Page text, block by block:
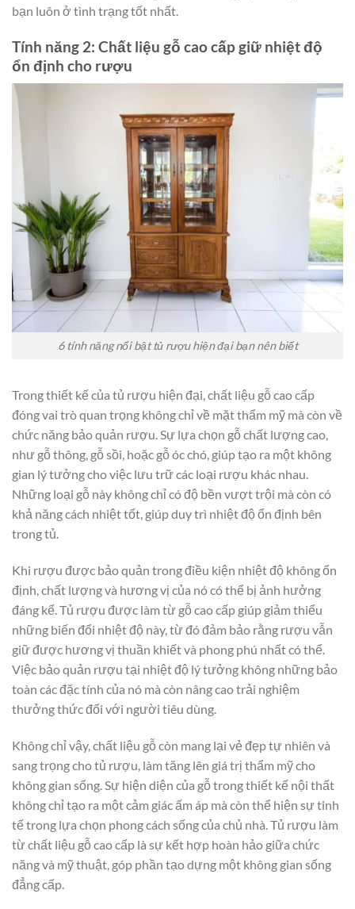
bạn luôn ở tình trạng tốt nhất.
Tính năng 2: Chất liệu gỗ cao cấp giữ nhiệt độ
ổn định cho rượu
6 tính năng nổi bật tủ rượu hiện đại bạn nên biết
Trong thiết kế của tủ rượu hiện đại, chất liệu gỗ cao cấp
đóng vai trò quan trọng không chỉ về mặt thẩm mỹ mà còn về
chức năng bảo quản rượu. Sự lựa chọn gỗ chất lượng cao,
như gỗ thông, gỗ sồi, hoặc gỗ óc chó, giúp tạo ra một không
gian lý tưởng cho việc lưu trữ các loại rượu khác nhau.
Những loại gỗ này không chỉ có độ bền vượt trội mà còn có
khả năng cách nhiệt tốt, giúp duy trì nhiệt độ ổn định bên
trong tủ.
Khi rượu được bảo quản trong điều kiện nhiệt độ không ổn
định, chất lượng và hương vị của nó có thể bị ảnh hưởng
đáng kể. Tủ rượu được làm từ gỗ cao cấp giúp giảm thiểu
những biến đổi nhiệt độ này, từ đó đảm bảo rằng rượu vẫn
giữ được hương vị thuần khiết và phong phú nhất có thể.
Việc bảo quản rượu tại nhiệt độ lý tưởng không những bảo
toàn các đặc tính của nó mà còn nâng cao trải nghiệm
thưởng thức đối với người tiêu dùng.
Không chỉ vậy, chất liệu gỗ còn mang lại vẻ đẹp tự nhiên và
sang trọng cho tủ rượu, làm tăng lên giá trị thẩm mỹ cho
không gian sống. Sự hiện diện của gỗ trong thiết kế nội thất
không chỉ tạo ra một cảm giác ấm áp mà còn thể hiện sự tinh
tế trong lựa chọn phong cách sống của chủ nhà. Tủ rượu làm
từ chất liệu gỗ cao cấp là sự kết hợp hoàn hảo giữa chức
năng và mỹ thuật, góp phần tạo dựng một không gian sống
đẳng cấp.